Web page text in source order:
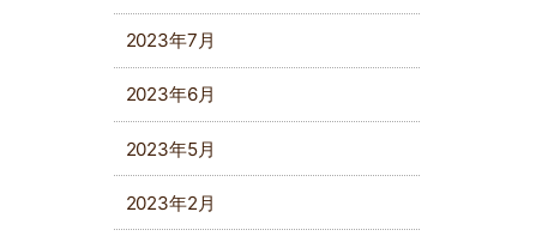
2023年7月
2023年6月
2023年5月
2023年2月